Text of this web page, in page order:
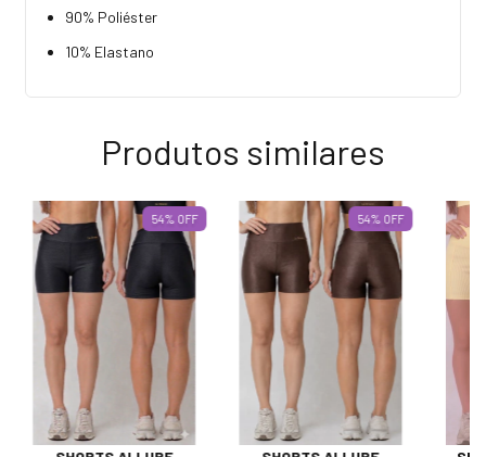
90% Poliéster
10% Elastano
Produtos similares
54% OFF 54% OFF